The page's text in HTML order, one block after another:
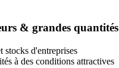
& grandes quantités
stocks d'entreprises
à des conditions attractives